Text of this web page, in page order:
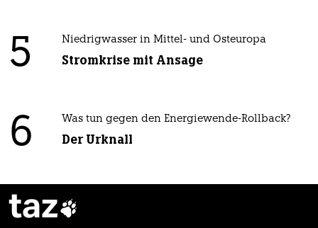
5 Niedrigwasser in Mittel- und Osteuropa
Stromkrise mit Ansage
6 Was tun gegen den Energiewende-Rollback?
Der Urknall
taz